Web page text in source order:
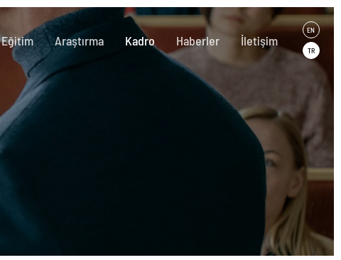
Eğitim Araştırma Kadro Haberler İletişim
EN
TR